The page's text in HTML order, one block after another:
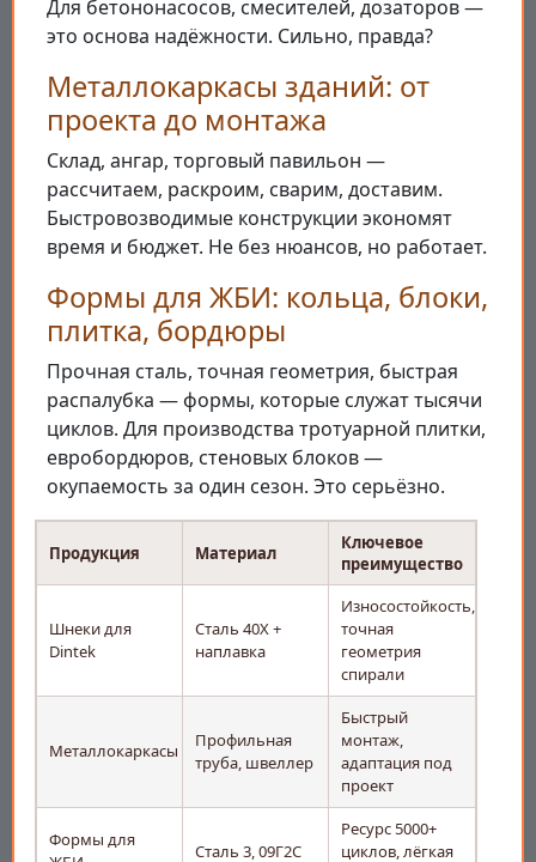
Для бетононасосов, смесителей, дозаторов —
это основа надёжности. Сильно, правда?
Металлокаркасы зданий: от
проекта до монтажа
Склад, ангар, торговый павильон —
рассчитаем, раскроим, сварим, доставим.
Быстровозводимые конструкции экономят
время и бюджет. Не без нюансов, но работает.
Формы для ЖБИ: кольца, блоки,
плитка, бордюры
Прочная сталь, точная геометрия, быстрая
распалубка — формы, которые служат тысячи
циклов. Для производства тротуарной плитки,
евробордюров, стеновых блоков —
окупаемость за один сезон. Это серьёзно.
Продукция Материал
Ключевое
преимущество
Шнеки для
Dintek
Сталь 40Х +
наплавка
Износостойкость,
точная
геометрия
спирали
Металлокаркасы
Профильная
труба, швеллер
Быстрый
монтаж,
адаптация под
проект
Формы для
Сталь 3, 09Г2С
Ресурс 5000+
циклов, лёгкая